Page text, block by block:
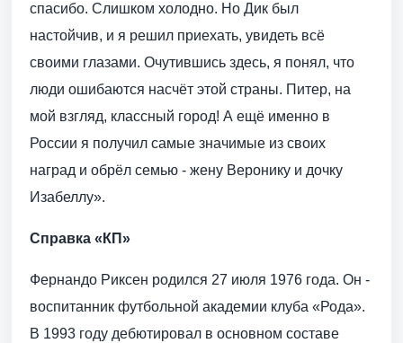
спасибо. Слишком холодно. Но Дик был
настойчив, и я решил приехать, увидеть всё
своими глазами. Очутившись здесь, я понял, что
люди ошибаются насчёт этой страны. Питер, на
мой взгляд, классный город! А ещё именно в
России я получил самые значимые из своих
наград и обрёл семью - жену Веронику и дочку
Изабеллу».
Справка «КП»
Фернандо Риксен родился 27 июля 1976 года. Он -
воспитанник футбольной академии клуба «Рода».
В 1993 году дебютировал в основном составе